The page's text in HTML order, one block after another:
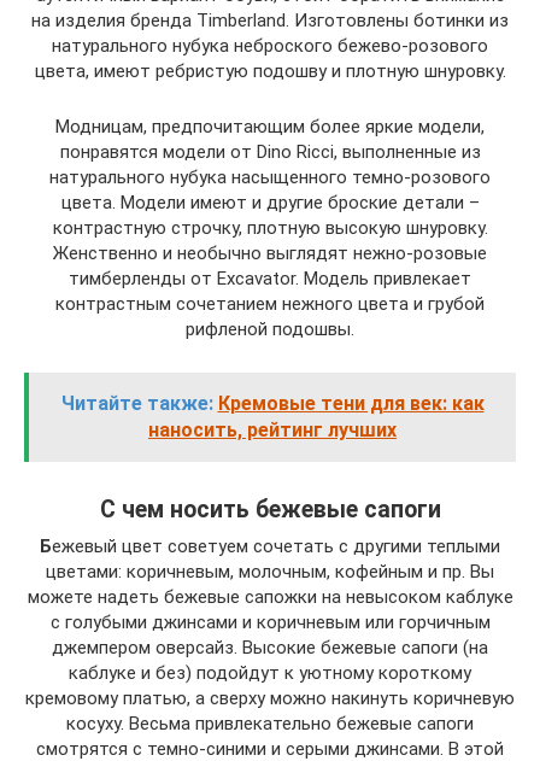
на изделия бренда Timberland. Изготовлены ботинки из
натурального нубука неброского бежево-розового
цвета, имеют ребристую подошву и плотную шнуровку.
Модницам, предпочитающим более яркие модели,
понравятся модели от Dino Ricci, выполненные из
натурального нубука насыщенного темно-розового
цвета. Модели имеют и другие броские детали –
контрастную строчку, плотную высокую шнуровку.
Женственно и необычно выглядят нежно-розовые
тимберленды от Excavator. Модель привлекает
контрастным сочетанием нежного цвета и грубой
рифленой подошвы.
Читайте также: Кремовые тени для век: как
наносить, рейтинг лучших
С чем носить бежевые сапоги
Бежевый цвет советуем сочетать с другими теплыми
цветами: коричневым, молочным, кофейным и пр. Вы
можете надеть бежевые сапожки на невысоком каблуке
с голубыми джинсами и коричневым или горчичным
джемпером оверсайз. Высокие бежевые сапоги (на
каблуке и без) подойдут к уютному короткому
кремовому платью, а сверху можно накинуть коричневую
косуху. Весьма привлекательно бежевые сапоги
смотрятся с темно-синими и серыми джинсами. В этой